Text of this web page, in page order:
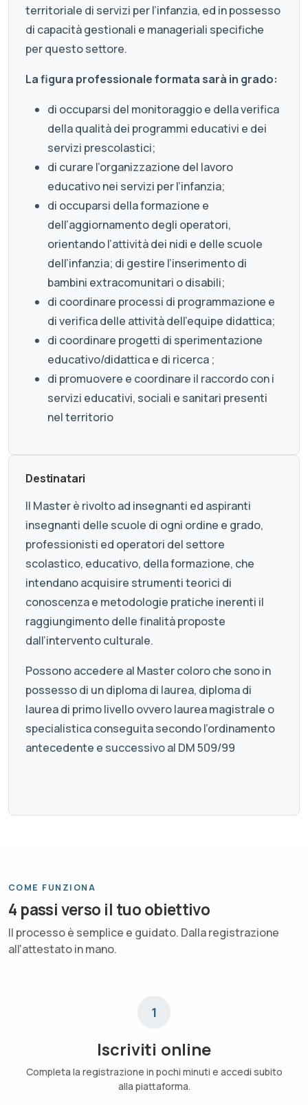
territoriale di servizi per l’infanzia, ed in possesso
di capacità gestionali e manageriali specifiche
per questo settore.
La figura professionale formata sarà in grado:
di occuparsi del monitoraggio e della verifica
della qualità dei programmi educativi e dei
servizi prescolastici;
di curare l’organizzazione del lavoro
educativo nei servizi per l’infanzia;
di occuparsi della formazione e
dell’aggiornamento degli operatori,
orientando l’attività dei nidi e delle scuole
dell’infanzia; di gestire l’inserimento di
bambini extracomunitari o disabili;
di coordinare processi di programmazione e
di verifica delle attività dell’equipe didattica;
di coordinare progetti di sperimentazione
educativo/didattica e di ricerca ;
di promuovere e coordinare il raccordo con i
servizi educativi, sociali e sanitari presenti
nel territorio
Destinatari
Il Master è rivolto ad insegnanti ed aspiranti
insegnanti delle scuole di ogni ordine e grado,
professionisti ed operatori del settore
scolastico, educativo, della formazione, che
intendano acquisire strumenti teorici di
conoscenza e metodologie pratiche inerenti il
raggiungimento delle finalità proposte
dall’intervento culturale.
Possono accedere al Master coloro che sono in
possesso di un diploma di laurea, diploma di
laurea di primo livello ovvero laurea magistrale o
specialistica conseguita secondo l’ordinamento
antecedente e successivo al DM 509/99
COME FUNZIONA
4 passi verso il tuo obiettivo
Il processo è semplice e guidato. Dalla registrazione
all'attestato in mano.
1
Iscriviti online
Completa la registrazione in pochi minuti e accedi subito
alla piattaforma.